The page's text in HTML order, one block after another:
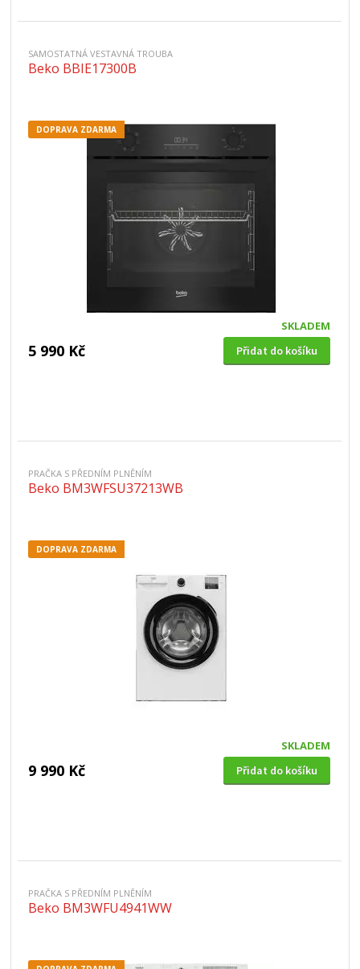
SAMOSTATNÁ VESTAVNÁ TROUBA
Beko BBIE17300B
DOPRAVA ZDARMA
SKLADEM
5 990 Kč Přidat do košíku
PRAČKA S PŘEDNÍM PLNĚNÍM
Beko BM3WFSU37213WB
DOPRAVA ZDARMA
SKLADEM
9 990 Kč Přidat do košíku
PRAČKA S PŘEDNÍM PLNĚNÍM
Beko BM3WFU4941WW